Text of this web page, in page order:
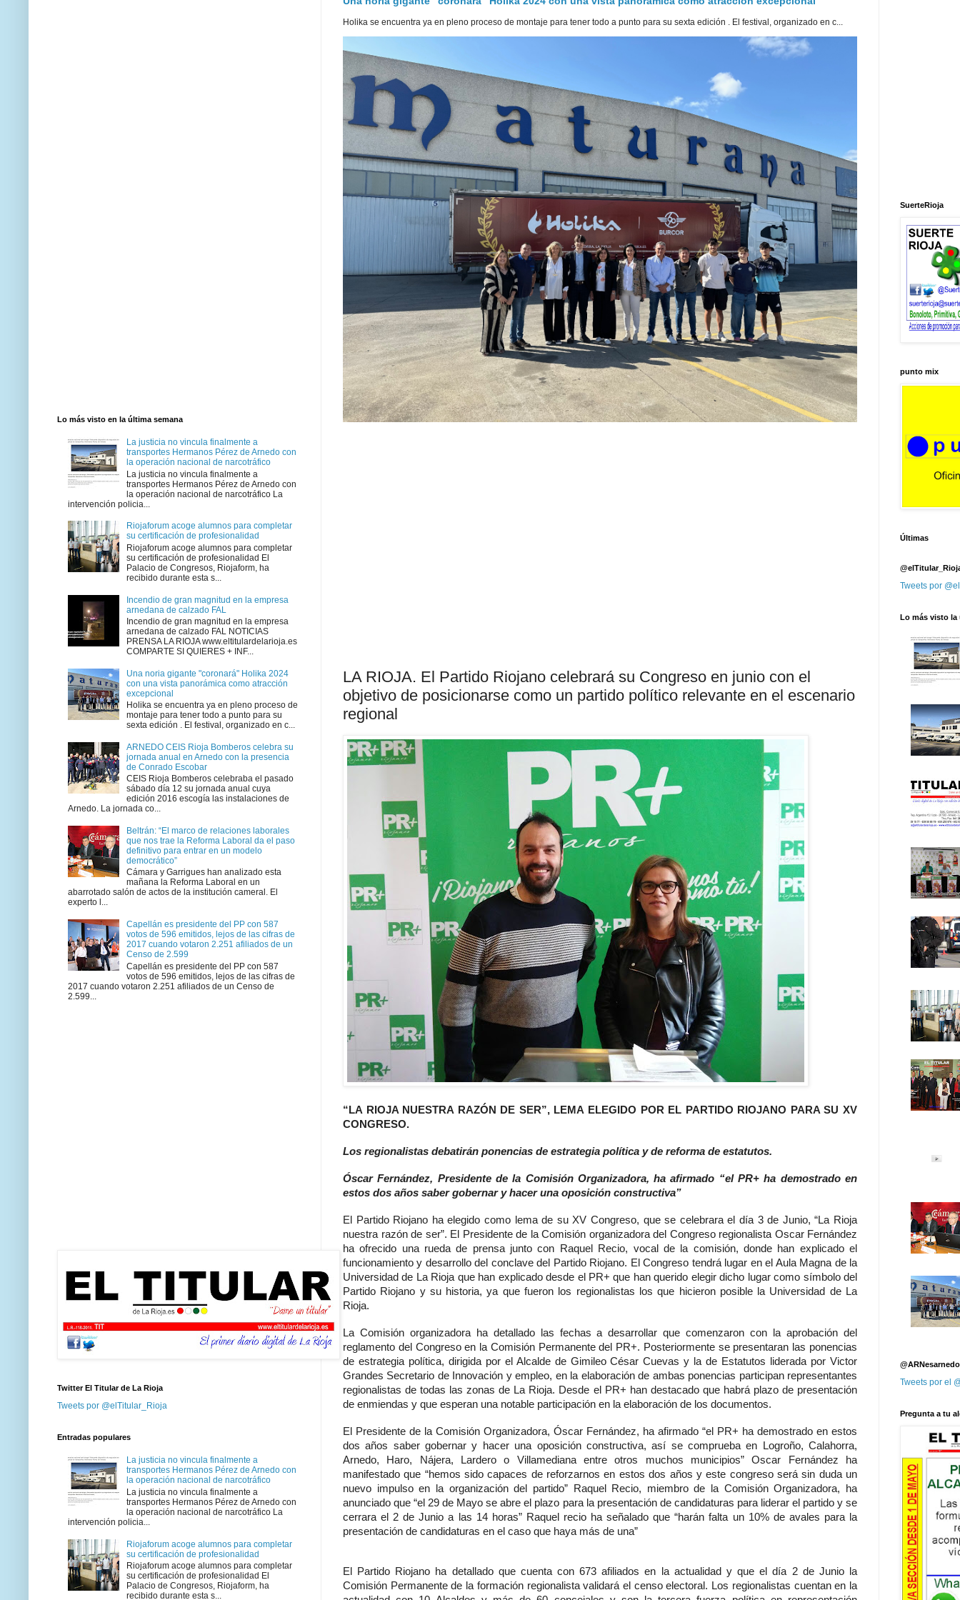
Holika se encuentra ya en pleno proceso de montaje para tener todo a punto para su sexta edición . El festival, organizado en c...
LA RIOJA. El Partido Riojano celebrará su Congreso en junio con el
objetivo de posicionarse como un partido político relevante en el escenario
regional
“LA RIOJA NUESTRA RAZÓN DE SER”, LEMA ELEGIDO POR EL PARTIDO RIOJANO PARA SU XV
CONGRESO.
Los regionalistas debatirán ponencias de estrategia política y de reforma de estatutos.
Óscar Fernández, Presidente de la Comisión Organizadora, ha afirmado “el PR+ ha demostrado en
estos dos años saber gobernar y hacer una oposición constructiva”
El Partido Riojano ha elegido como lema de su XV Congreso, que se celebrara el día 3 de Junio, “La Rioja
nuestra razón de ser”. El Presidente de la Comisión organizadora del Congreso regionalista Oscar Fernández
ha ofrecido una rueda de prensa junto con Raquel Recio, vocal de la comisión, donde han explicado el
funcionamiento y desarrollo del conclave del Partido Riojano. El Congreso tendrá lugar en el Aula Magna de la
Universidad de La Rioja que han explicado desde el PR+ que han querido elegir dicho lugar como símbolo del
Partido Riojano y su historia, ya que fueron los regionalistas los que hicieron posible la Universidad de La
Rioja.
La Comisión organizadora ha detallado las fechas a desarrollar que comenzaron con la aprobación del
reglamento del Congreso en la Comisión Permanente del PR+. Posteriormente se presentaran las ponencias
de estrategia política, dirigida por el Alcalde de Gimileo César Cuevas y la de Estatutos liderada por Victor
Grandes Secretario de Innovación y empleo, en la elaboración de ambas ponencias participan representantes
regionalistas de todas las zonas de La Rioja. Desde el PR+ han destacado que habrá plazo de presentación
de enmiendas y que esperan una notable participación en la elaboración de los documentos.
El Presidente de la Comisión Organizadora, Óscar Fernández, ha afirmado “el PR+ ha demostrado en estos
dos años saber gobernar y hacer una oposición constructiva, así se comprueba en Logroño, Calahorra,
Arnedo, Haro, Nájera, Lardero o Villamediana entre otros muchos municipios” Oscar Fernández ha
manifestado que “hemos sido capaces de reforzarnos en estos dos años y este congreso será sin duda un
nuevo impulso en la organización del partido” Raquel Recio, miembro de la Comisión Organizadora, ha
anunciado que “el 29 de Mayo se abre el plazo para la presentación de candidaturas para liderar el partido y se
cerrara el 2 de Junio a las 14 horas” Raquel recio ha señalado que “harán falta un 10% de avales para la
presentación de candidaturas en el caso que haya más de una”
El Partido Riojano ha detallado que cuenta con 673 afiliados en la actualidad y que el día 2 de Junio la
Comisión Permanente de la formación regionalista validará el censo electoral. Los regionalistas cuentan en la
Lo más visto en la última semana
La justicia no vincula finalmente a
transportes Hermanos Pérez de Arnedo con
la operación nacional de narcotráfico
La justicia no vincula finalmente a
transportes Hermanos Pérez de Arnedo con
la operación nacional de narcotráfico La
intervención policia...
Riojaforum acoge alumnos para completar
su certificación de profesionalidad
Riojaforum acoge alumnos para completar
su certificación de profesionalidad El
Palacio de Congresos, Riojaform, ha
recibido durante esta s...
Incendio de gran magnitud en la empresa
arnedana de calzado FAL
Incendio de gran magnitud en la empresa
arnedana de calzado FAL NOTICIAS
PRENSA LA RIOJA www.eltitulardelarioja.es
COMPARTE SI QUIERES + INF...
Una noria gigante "coronará" Holika 2024
con una vista panorámica como atracción
excepcional
Holika se encuentra ya en pleno proceso de
montaje para tener todo a punto para su
sexta edición . El festival, organizado en c...
ARNEDO CEIS Rioja Bomberos celebra su
jornada anual en Arnedo con la presencia
de Conrado Escobar
CEIS Rioja Bomberos celebraba el pasado
sábado día 12 su jornada anual cuya
edición 2016 escogía las instalaciones de
Arnedo. La jornada co...
Beltrán: “El marco de relaciones laborales
que nos trae la Reforma Laboral da el paso
definitivo para entrar en un modelo
democrático”
Cámara y Garrigues han analizado esta
mañana la Reforma Laboral en un
abarrotado salón de actos de la institución cameral. El
experto l...
Capellán es presidente del PP con 587
votos de 596 emitidos, lejos de las cifras de
2017 cuando votaron 2.251 afiliados de un
Censo de 2.599
Capellán es presidente del PP con 587
votos de 596 emitidos, lejos de las cifras de
2017 cuando votaron 2.251 afiliados de un Censo de
2.599...
Twitter El Titular de La Rioja
Tweets por @elTitular_Rioja
Entradas populares
La justicia no vincula finalmente a
transportes Hermanos Pérez de Arnedo con
la operación nacional de narcotráfico
La justicia no vincula finalmente a
transportes Hermanos Pérez de Arnedo con
la operación nacional de narcotráfico La
intervención policia...
Riojaforum acoge alumnos para completar
su certificación de profesionalidad
Riojaforum acoge alumnos para completar
su certificación de profesionalidad El
Palacio de Congresos, Riojaform, ha
recibido durante esta s...
SuerteRioja
punto mix
Últimas
Tweets por
Lo más visto la
@ARNesarnedo
Tweets por el
Pregunta a tu